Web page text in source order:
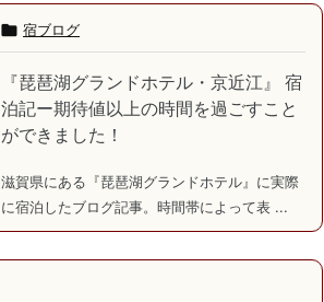
 宿ブログ
『琵琶湖グランドホテル・京近江』 宿
泊記ー期待値以上の時間を過ごすこと
ができました！
滋賀県にある『琵琶湖グランドホテル』に実際
に宿泊したブログ記事。時間帯によって表 ...